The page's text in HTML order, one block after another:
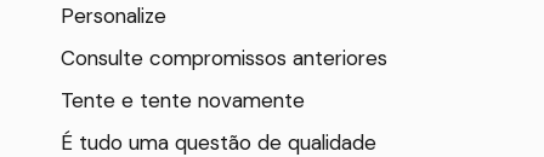
Personalize
Consulte compromissos anteriores
Tente e tente novamente
É tudo uma questão de qualidade